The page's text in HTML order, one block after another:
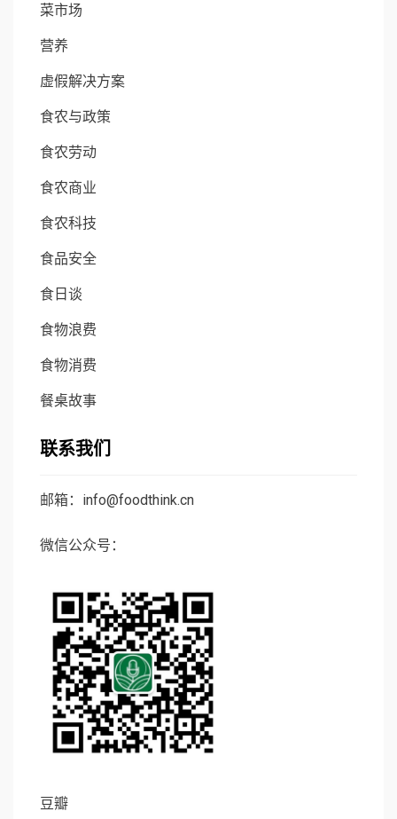
菜市场
营养
虚假解决方案
食农与政策
食农劳动
食农商业
食农科技
食品安全
食日谈
食物浪费
食物消费
餐桌故事
联系我们
邮箱：info@foodthink.cn
微信公众号：
豆瓣